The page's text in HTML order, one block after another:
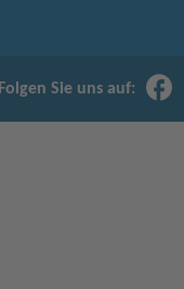
Folgen Sie uns auf: